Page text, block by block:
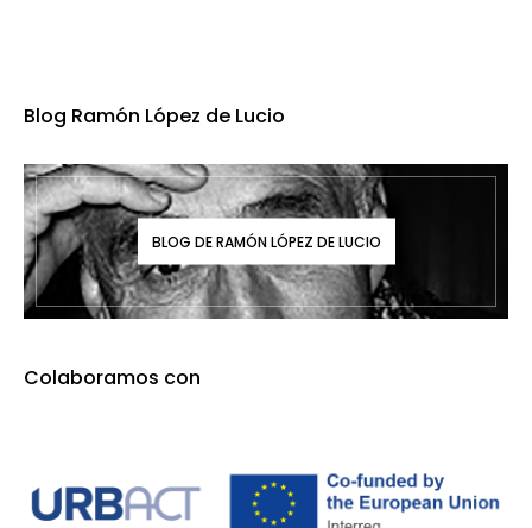
Blog Ramón López de Lucio
BLOG DE RAMÓN LÓPEZ DE LUCIO
Colaboramos con